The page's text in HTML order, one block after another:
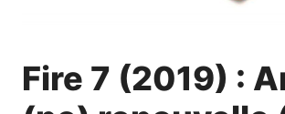
Fire 7 (2019) :